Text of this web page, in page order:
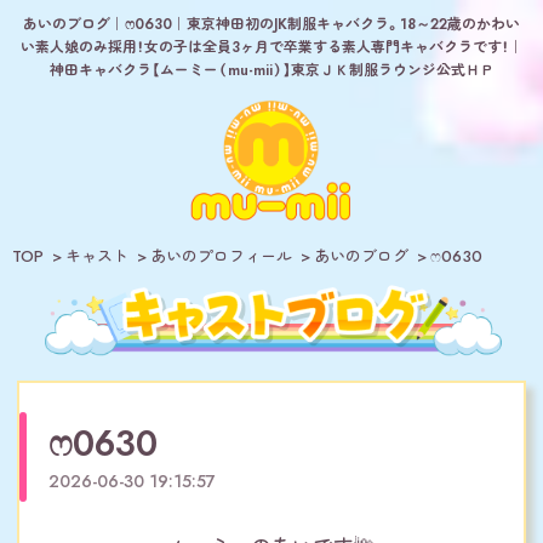
あいのブログ｜ෆ‪‪0630｜東京神田初のJK制服キャバクラ。18～22歳のかわい
い素人娘のみ採用！女の子は全員3ヶ月で卒業する素人専門キャバクラです！｜
神田キャバクラ【ムーミー（mu-mii）】東京ＪＫ制服ラウンジ公式ＨＰ
TOP キャスト あいのプロフィール あいのブログ ෆ‪‪0630
ෆ‪‪0630
2026-06-30 19:15:57